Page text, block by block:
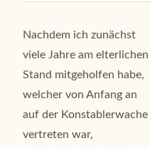
Nachdem ich zunächst
viele Jahre am elterlichen
Stand mitgeholfen habe,
welcher von Anfang an
auf der Konstablerwache
vertreten war,